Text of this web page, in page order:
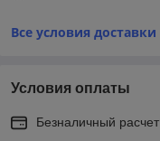
Все условия доставки
Условия оплаты
Безналичный расчет